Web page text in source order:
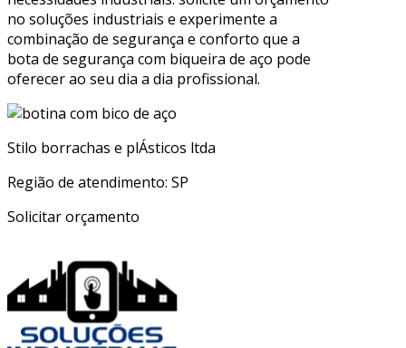
no soluções industriais e experimente a
combinação de segurança e conforto que a
bota de segurança com biqueira de aço pode
oferecer ao seu dia a dia profissional.
Stilo borrachas e plÁsticos ltda
Região de atendimento: SP
Solicitar orçamento